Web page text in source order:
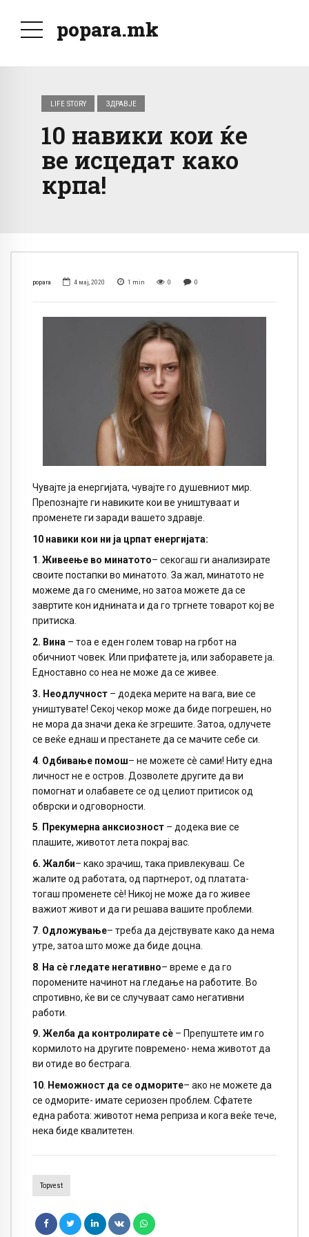
popara.mk
LIFE STORY ЗДРАВЈЕ
10 навики кои ќе
ве исцедат како
крпа!
popara 4 мај, 2020 1 min 0 0
Чувајте ја енергијата, чувајте го душевниот мир.
Препознајте ги навиките кои ве уништуваат и
променете ги заради вашето здравје.
10 навики кои ни ја црпат енергијата:
1. Живеење во минатото– секогаш ги анализирате
своите постапки во минатото. За жал, минатото не
можеме да го смениме, но затоа можете да се
завртите кон иднината и да го тргнете товарот кој ве
притиска.
2. Вина – тоа е еден голем товар на грбот на
обичниот човек. Или прифатете ја, или заборавете ја.
Едноставно со неа не може да се живее.
3. Неодлучност – додека мерите на вага, вие се
уништувате! Секој чекор може да биде погрешен, но
не мора да значи дека ќе згрешите. Затоа, одлучете
се веќе еднаш и престанете да се мачите себе си.
4 Одбивање помош– не можете сè сами! Ниту една
личност не е остров. Дозволете другите да ви
помогнат и олабавете се од целиот притисок од
обврски и одговорности.
5. Прекумерна анксиозност – додека вие се
плашите, животот лета покрај вас.
6. Жалби– како зрачиш, така привлекуваш. Се
жалите од работата, од партнерот, од платата-
тогаш променете сè! Никој не може да го живее
важиот живот и да ги решава вашите проблеми.
7 Одложување– треба да дејствувате како да нема
утре, затоа што може да биде доцна.
8 На сè гледате негативно– време е да го
поромените начинот на гледање на работите. Во
спротивно, ќе ви се случуваат само негативни
работи.
9. Желба да контролирате сè – Препуштете им го
кормилото на другите повремено- нема животот да
ви отиде во бестрага.
10 Неможност да се одморите– ако не можете да
се одморите- имате сериозен проблем. Сфатете
една работа: животот нема реприза и кога веќе тече,
нека биде квалитетен.
Topvest